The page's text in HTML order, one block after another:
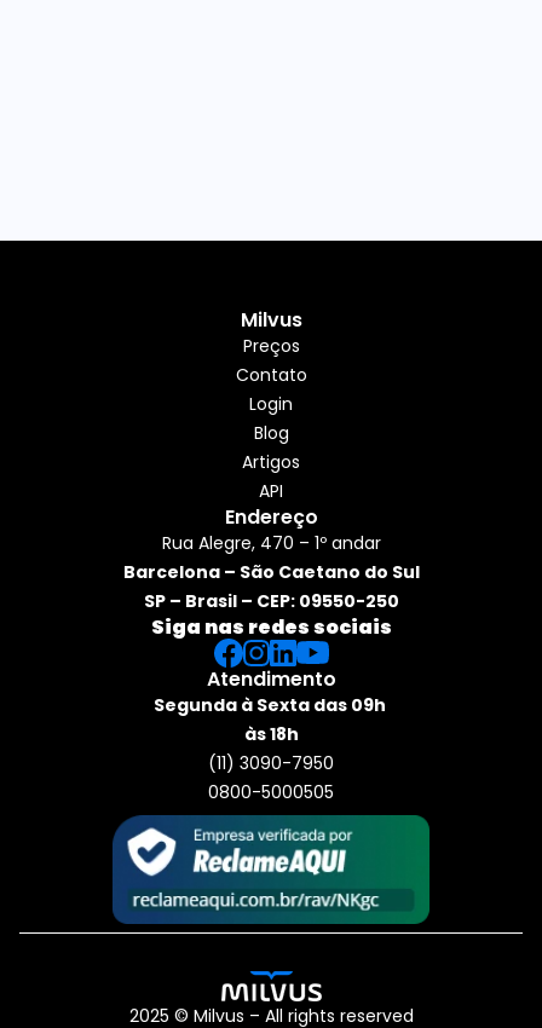
Milvus
Preços
Contato
Login
Blog
Artigos
API
Endereço
Rua Alegre, 470 – 1º andar
Barcelona – São Caetano do Sul
SP – Brasil – CEP: 09550-250
Siga nas redes sociais
Atendimento
Segunda à Sexta das 09h
às 18h
(11) 3090-7950
0800-5000505
2025 © Milvus – All rights reserved